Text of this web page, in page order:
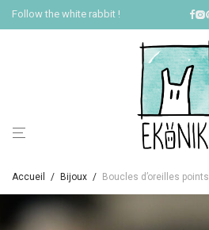
Follow the white rabbit !
Accueil / Bijoux / Boucles d’oreilles points